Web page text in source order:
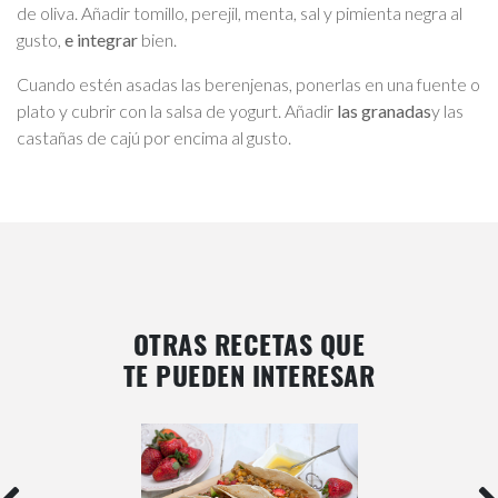
de oliva. Añadir tomillo, perejil, menta, sal y pimienta negra al
gusto, e integrar bien.
Cuando estén asadas las berenjenas, ponerlas en una fuente o
plato y cubrir con la salsa de yogurt. Añadir las granadasy las
castañas de cajú por encima al gusto.
OTRAS RECETAS QUE
TE PUEDEN INTERESAR